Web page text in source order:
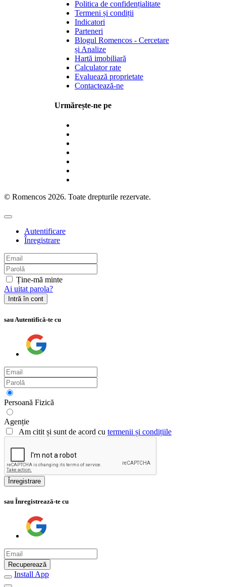
Politica de confidențialitate
Termeni și condiții
Indicatori
Parteneri
Blogul Romencos - Cercetare
și Analize
Hartă imobiliară
Calculator rate
Evaluează proprietate
Contactează-ne
Urmărește-ne pe
© Romencos 2026. Toate drepturile rezervate.
Autentificare
Înregistrare
Ține-mă minte
Ai uitat parola?
Intră în cont
sau Autentifică-te cu
Persoană Fizică
Agenție
Am citit și sunt de acord cu termenii și condițiile
Înregistrare
sau Înregistrează-te cu
Recuperează
Install App